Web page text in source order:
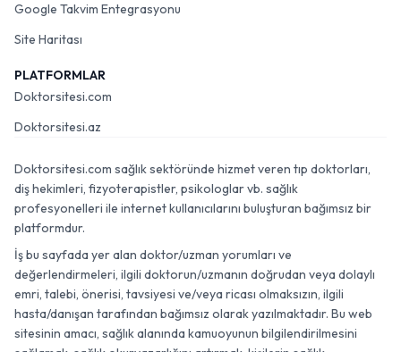
Google Takvim Entegrasyonu
Site Haritası
PLATFORMLAR
Doktorsitesi.com
Doktorsitesi.az
Doktorsitesi.com sağlık sektöründe hizmet veren tıp doktorları,
diş hekimleri, fizyoterapistler, psikologlar vb. sağlık
profesyonelleri ile internet kullanıcılarını buluşturan bağımsız bir
platformdur.
İş bu sayfada yer alan doktor/uzman yorumları ve
değerlendirmeleri, ilgili doktorun/uzmanın doğrudan veya dolaylı
emri, talebi, önerisi, tavsiyesi ve/veya ricası olmaksızın, ilgili
hasta/danışan tarafından bağımsız olarak yazılmaktadır. Bu web
sitesinin amacı, sağlık alanında kamuoyunun bilgilendirilmesini